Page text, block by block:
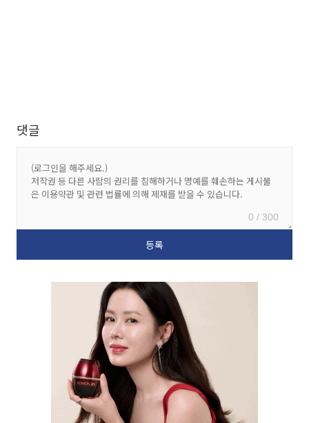
댓글
0 / 300